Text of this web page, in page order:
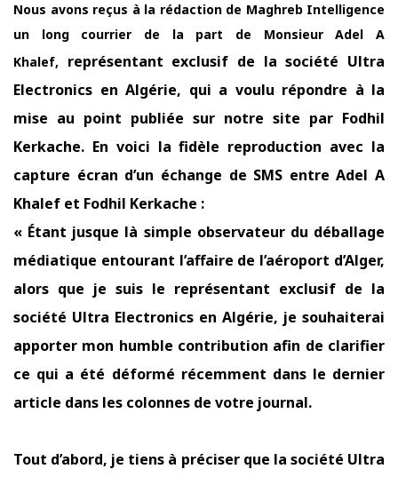
Nous avons reçus à la rédaction de Maghreb Intelligence
un long courrier de la part de Monsieur Adel A
Khalef, représentant exclusif de la société Ultra
Electronics en Algérie, qui a voulu répondre à la
mise au point publiée sur notre site par Fodhil
Kerkache. En voici la fidèle reproduction avec la
capture écran d’un échange de SMS entre Adel A
Khalef et Fodhil Kerkache :
« Étant jusque là simple observateur du déballage
médiatique entourant l’affaire de l’aéroport d’Alger,
alors que je suis le représentant exclusif de la
société Ultra Electronics en Algérie, je souhaiterai
apporter mon humble contribution afin de clarifier
ce qui a été déformé récemment dans le dernier
article dans les colonnes de votre journal.
Tout d’abord, je tiens à préciser que la société Ultra